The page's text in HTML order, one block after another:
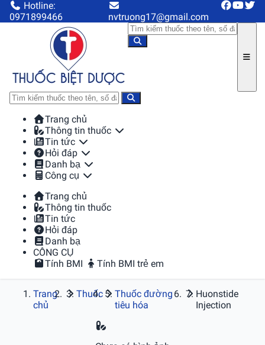
Hotline:
0971899466
nvtruong17@gmail.com
Trang chủ
Thông tin thuốc
Tin tức
Hỏi đáp
Danh bạ
Công cụ
Trang chủ
Thông tin thuốc
Tin tức
Hỏi đáp
Danh bạ
CÔNG CỤ
Tính BMI
Tính BMI trẻ em
Trang
chủ
Thuốc
Thuốc đường
tiêu hóa
Huonstide
Injection